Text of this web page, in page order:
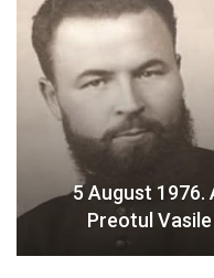
5 August 1976.
Preotul